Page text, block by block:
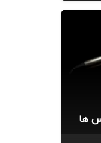
کلاس ها